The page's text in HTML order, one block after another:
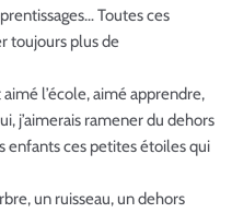
Toutes ces
toujours plus de
l’école, aimé apprendre,
j’aimerais ramener du dehors
enfants ces petites étoiles qui
un ruisseau, un dehors